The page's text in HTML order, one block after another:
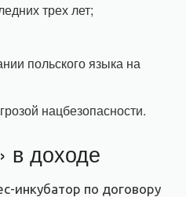
трех лет;
польского языка на
нацбезопасности.
в доходе
инкубатор по договору